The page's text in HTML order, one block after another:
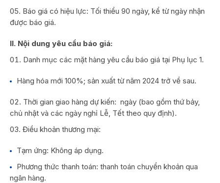
Báo giá có hiệu lực: Tối thiểu 90 ngày, kể từ ngày nhận
được báo giá.
II. Nội dung yêu cầu báo giá:
Danh mục các mặt hàng yêu cầu báo giá tại Phụ lục 1.
Hàng hóa mới 100%; sản xuất từ năm 2024 trở về sau.
Thời gian giao hàng dự kiến: ngày (bao gồm thứ bảy,
chủ nhật và các ngày nghỉ Lễ, Tết theo quy định).
Điều khoản thương mại:
Tạm ứng: Không áp dụng.
Phương thức thanh toán: thanh toán chuyển khoản qua
ngân hàng.